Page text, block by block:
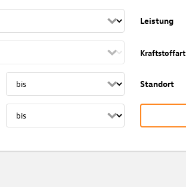
Leistung
Kraftstoffart
Standort